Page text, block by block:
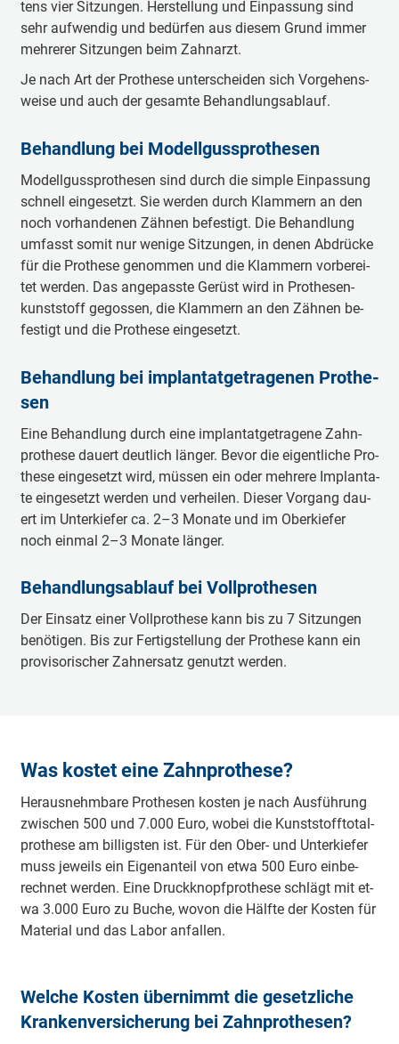
tens vier Sit­zun­gen. Her­stel­lung und Ein­pas­sung sind
sehr auf­wen­dig und be­dür­fen aus die­sem Grund im­mer
meh­re­rer Sit­zun­gen beim Zahn­arzt.
Je nach Art der Pro­the­se un­ter­schei­den sich Vor­gehens­
wei­se und auch der ge­sam­te Be­hand­lungs­ab­lauf.
Be­hand­lung bei Mo­dell­guss­pro­the­sen
Mo­dell­guss­pro­the­sen sind durch die sim­ple Ein­pas­sung
schnell ein­ge­setzt. Sie wer­den durch Klam­mern an den
noch vor­han­de­nen Zäh­nen be­fes­tigt. Die Be­hand­lung
um­fasst so­mit nur we­nige Sit­zun­gen, in de­nen Ab­drü­cke
für die Pro­the­se ge­nom­men und die Klam­mern vor­be­rei­
tet wer­den. Das an­ge­pass­te Ge­rüst wird in Pro­the­sen­
kunst­stoff ge­gos­sen, die Klam­mern an den Zäh­nen be­
fes­tigt und die Pro­the­se ein­ge­setzt.
Be­hand­lung bei im­plan­tat­ge­tra­ge­nen Pro­the­
sen
Ei­ne Be­hand­lung durch ei­ne im­plan­tat­ge­tra­ge­ne Zahn­
pro­the­se dau­ert deut­lich län­ger. Be­vor die ei­gent­li­che Pro­
the­se ein­ge­setzt wird, müs­sen ein oder meh­re­re Im­plan­ta­
te ein­ge­setzt wer­den und ver­hei­len. Die­ser Vor­gang dau­
ert im Un­ter­kie­fer ca. 2–3 Mo­na­te und im Ober­kie­fer
noch ein­mal 2–3 Mo­na­te län­ger.
Be­hand­lungs­ab­lauf bei Voll­pro­the­sen
Der Ein­satz ei­ner Voll­pro­the­se kann bis zu 7 Sit­zun­gen
be­nö­tig­en. Bis zur Fer­tig­stel­lung der Pro­the­se kann ein
pro­vi­so­ri­scher Zahn­er­satz ge­nutzt wer­den.
Was kostet eine Zahnprothese?
He­raus­nehm­ba­re Pro­the­sen kos­ten je nach Aus­füh­rung
zwi­schen 500 und 7.000 Eu­ro, wo­bei die Kunst­stoff­to­tal­
pro­the­se am bil­ligs­ten ist. Für den Ober- und Un­ter­kie­fer
muss je­weils ein Ei­gen­an­teil von et­wa 500 Eu­ro ein­be­
rech­net wer­den. Ei­ne Druck­knopf­pro­the­se schlägt mit et­
wa 3.000 Eu­ro zu Bu­che, wo­von die Hälf­te der Kos­ten für
Ma­te­ri­al und das La­bor an­fal­len.
Welche Kosten übernimmt die gesetzliche
Krankenversicherung bei Zahnprothesen?